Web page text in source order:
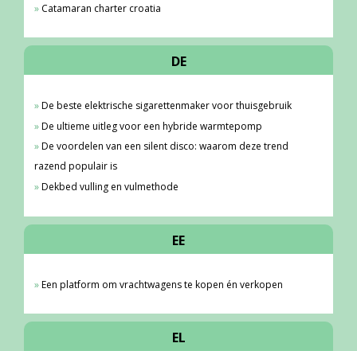
Catamaran charter croatia
DE
De beste elektrische sigarettenmaker voor thuisgebruik
De ultieme uitleg voor een hybride warmtepomp
De voordelen van een silent disco: waarom deze trend
razend populair is
Dekbed vulling en vulmethode
EE
Een platform om vrachtwagens te kopen én verkopen
EL